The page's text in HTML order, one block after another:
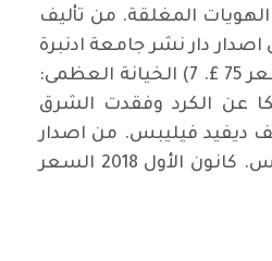
الهويات المغلقة. من تأليف
دار نشر جامعة ادنبرة
في آذار 2019. السعر 75 £. 7) الخيانة العظمى:
عن الكرد وفقدت الشرق
ديفيد فيليبس. من اصدار
دار نشر كتب تورس. كانون الأول 2018 السعر